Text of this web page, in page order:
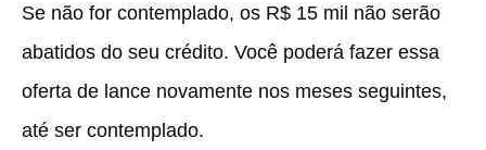
Se não for contemplado, os R$ 15 mil não serão
abatidos do seu crédito. Você poderá fazer essa
oferta de lance novamente nos meses seguintes,
até ser contemplado.